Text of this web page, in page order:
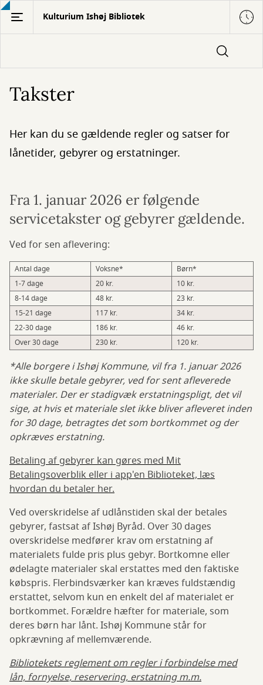
Gå
hovedindhold
Kulturium Ishøj Bibliotek
Takster
Her kan du se gældende regler og satser for
lånetider, gebyrer og erstatninger.
Fra 1. januar 2026 er følgende
servicetakster og gebyrer gældende.
Ved for sen aflevering:
Antal dage Voksne*
Børn*
1-7 dage
20 kr.
10 kr.
8-14 dage
48 kr.
23 kr.
15-21 dage
117 kr.
34 kr.
22-30 dage
186 kr.
46 kr.
Over 30 dage
230 kr. 120 kr.
*Alle borgere i Ishøj Kommune, vil fra 1. januar 2026
ikke skulle betale gebyrer, ved for sent afleverede
materialer. Der er stadigvæk erstatningspligt, det vil
sige, at hvis et materiale slet ikke bliver afleveret inden
for 30 dage, betragtes det som bortkommet og der
opkræves erstatning.
Betaling af gebyrer kan gøres med Mit
Betalingsoverblik eller i app'en Biblioteket, læs
hvordan du betaler her.
Ved overskridelse af udlånstiden skal der betales
gebyrer, fastsat af Ishøj Byråd. Over 30 dages
overskridelse medfører krav om erstatning af
materialets fulde pris plus gebyr. Bortkomne eller
ødelagte materialer skal erstattes med den faktiske
købspris. Flerbindsværker kan kræves fuldstændig
erstattet, selvom kun en enkelt del af materialet er
bortkommet. Forældre hæfter for materiale, som
deres børn har lånt. Ishøj Kommune står for
opkrævning af mellemværende.
Bibliotekets reglement om regler i forbindelse med
lån, fornyelse, reservering, erstatning m.m.